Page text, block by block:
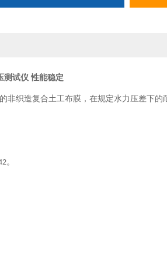
测试仪 性能稳定
织造复合土工布膜，在规定水力压差下的
。